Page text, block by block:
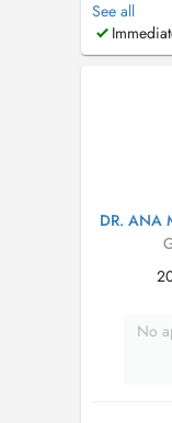
d'études,
médecine,
See all
DR. ANA
No